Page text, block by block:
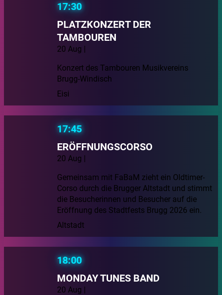
17:30
PLATZKONZERT DER
TAMBOUREN
20 Aug |
Konzert des Tambouren Musikvereins
Brugg-Windisch
Eisi
17:45
ERÖFFNUNGSCORSO
20 Aug |
Gemeinsam mit FaBaM zieht ein Oldtimer-
Corso durch die Brugger Altstadt und stimmt
die Besucherinnen und Besucher auf die
Eröffnung des Stadtfests Brugg 2026 ein.
Altstadt
18:00
MONDAY TUNES BAND
20 Aug |